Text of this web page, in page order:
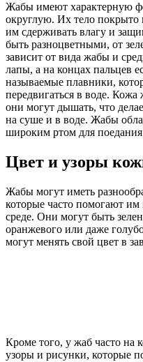
Жабы имеют характерную
округлую. Их тело покрыто
им сдерживать влагу и
быть разноцветными, от
зависит от вида жабы и
лапы, а на концах пальцев
называемые плавники,
передвигаться в воде. Кожа
они могут дышать, что
на суше и в воде. Жабы
широким ртом для
Цвет и узоры
Жабы могут иметь
которые часто помогают
среде. Они могут быть
оранжевого или даже
могут менять свой цвет в
Кроме того, у жаб часто на
узоры и рисунки, которые